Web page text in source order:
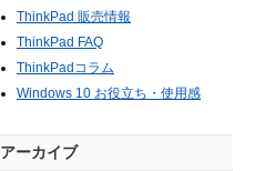
ThinkPad 販売情報
ThinkPad FAQ
ThinkPadコラム
Windows 10 お役立ち・使用感
アーカイブ